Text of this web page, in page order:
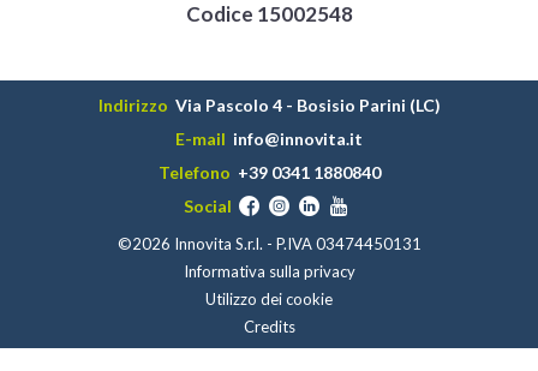
Codice 15002548
Indirizzo Via Pascolo 4 - Bosisio Parini (LC)
E-mail info@innovita.it
Telefono +39 0341 1880840
Social
©2026 Innovita S.r.l. - P.IVA 03474450131
Informativa sulla privacy
Utilizzo dei cookie
Credits